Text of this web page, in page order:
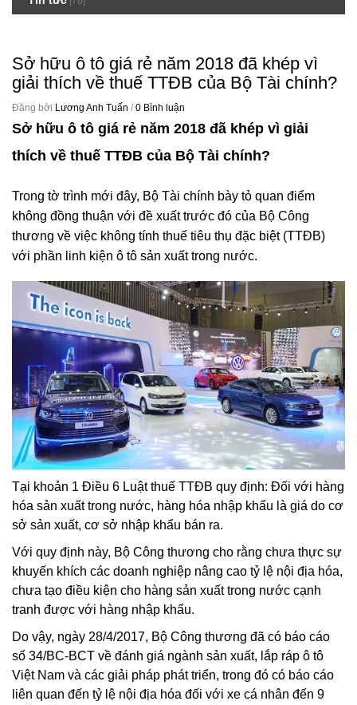
Sở hữu ô tô giá rẻ năm 2018 đã khép vì
giải thích về thuế TTĐB của Bộ Tài chính?
Đăng bởi Lương Anh Tuấn /0 Bình luận
Sở hữu ô tô giá rẻ năm 2018 đã khép vì giải
thích về thuế TTĐB của Bộ Tài chính?
Trong tờ trình mới đây, Bộ Tài chính bày tỏ quan điểm
không đồng thuận với đề xuất trước đó của Bộ Công
thương về việc không tính thuế tiêu thụ đặc biệt (TTĐB)
với phần linh kiện ô tô sản xuất trong nước.
Tại khoản 1 Điều 6 Luật thuế TTĐB quy định: Đối với hàng
hóa sản xuất trong nước, hàng hóa nhập khẩu là giá do cơ
sở sản xuất, cơ sở nhập khẩu bán ra.
Với quy định này, Bộ Công thương cho rằng chưa thực sự
khuyến khích các doanh nghiệp nâng cao tỷ lệ nội địa hóa,
chưa tạo điều kiện cho hàng sản xuất trong nước cạnh
tranh được với hàng nhập khẩu.
Do vậy, ngày 28/4/2017, Bộ Công thương đã có báo cáo
số 34/BC-BCT về đánh giá ngành sản xuất, lắp ráp ô tô
Việt Nam và các giải pháp phát triển, trong đó có báo cáo
liên quan đến tỷ lệ nội địa hóa đối với xe cá nhân đến 9